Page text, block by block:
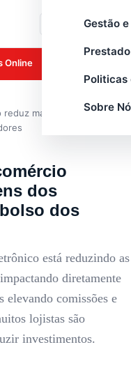
Gestão
Politicas
Sobre
Online
reduz margens dos
dos
dos
está reduzindo as
diretamente
elevando comissões e
lojistas são
investimentos.